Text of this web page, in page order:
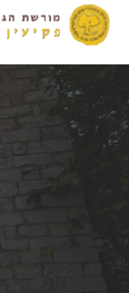
דילוג
לתוכן